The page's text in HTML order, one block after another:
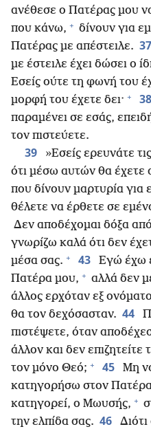
ανέθεσε ο Πατέρας μου
που κάνω, + δίνουν για
Πατέρας με απέστειλε. 37
με έστειλε έχει δώσει ο
Εσείς ούτε τη φωνή του
μορφή του έχετε δει· + 38
παραμένει σε εσάς,
τον πιστεύετε.
39 »Εσείς ερευνάτε
ότι μέσω αυτών θα έχετε
που δίνουν μαρτυρία για
θέλετε να έρθετε σε
Δεν αποδέχομαι δόξα
γνωρίζω καλά ότι δεν
μέσα σας. + 43
Εγώ έχω
Πατέρα μου, + αλλά δεν
άλλος ερχόταν εξ
θα τον δεχόσασταν. 44
πιστέψετε, όταν
άλλον και δεν
τον μόνο Θεό; + 45
Μη
κατηγορήσω στον
κατηγορεί, ο Μωυσής, +
την ελπίδα σας. 46